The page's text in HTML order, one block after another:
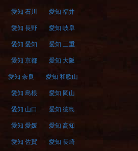
愛知 石川 愛知 福井
愛知 長野 愛知 岐阜
愛知 愛知 愛知 三重
愛知 京都 愛知 大阪
愛知 奈良 愛知 和歌山
愛知 島根 愛知 岡山
愛知 山口 愛知 徳島
愛知 愛媛 愛知 高知
愛知 佐賀 愛知 長崎